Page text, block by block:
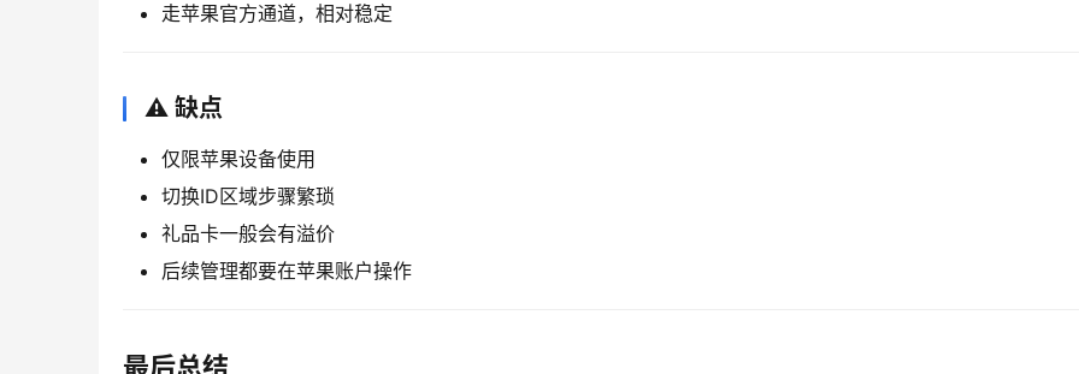
走苹果官方通道，相对稳定
⚠️ 缺点
仅限苹果设备使用
切换ID区域步骤繁琐
礼品卡一般会有溢价
后续管理都要在苹果账户操作
最后总结